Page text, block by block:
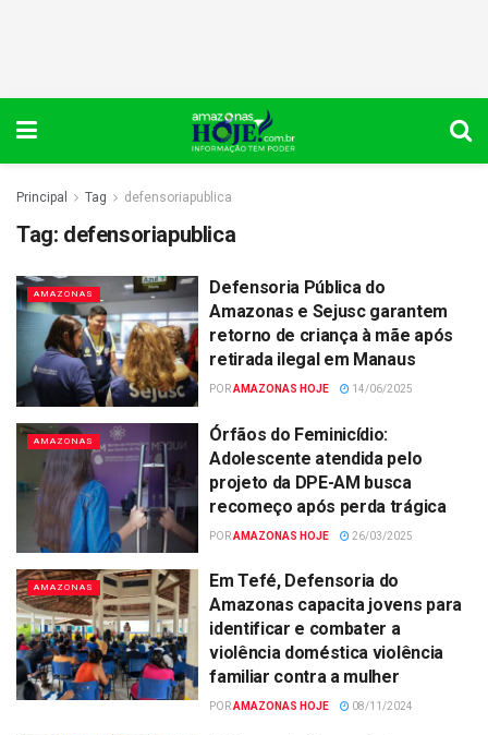
Principal Tag defensoriapublica
Tag: defensoriapublica
AMAZONAS
Defensoria Pública do
Amazonas e Sejusc garantem
retorno de criança à mãe após
retirada ilegal em Manaus
PORAMAZONAS HOJE 14/06/2025
AMAZONAS
Órfãos do Feminicídio:
Adolescente atendida pelo
projeto da DPE-AM busca
recomeço após perda trágica
PORAMAZONAS HOJE 26/03/2025
AMAZONAS
Em Tefé, Defensoria do
Amazonas capacita jovens para
identificar e combater a
violência doméstica violência
familiar contra a mulher
PORAMAZONAS HOJE 08/11/2024